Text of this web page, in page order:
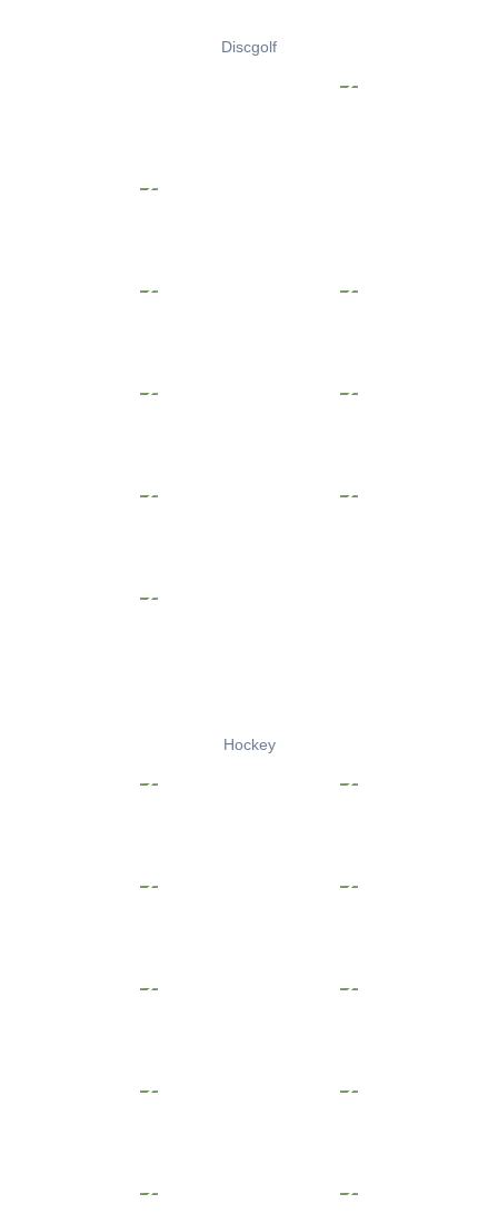
Discgolf
Hockey